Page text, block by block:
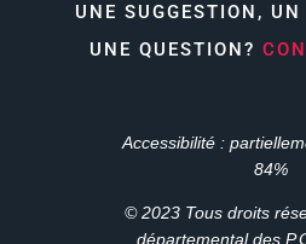
UNE SUGGESTION,
UNE QUESTION?
Accessibilité :
84%
© 2023 Tous droits
départemental des